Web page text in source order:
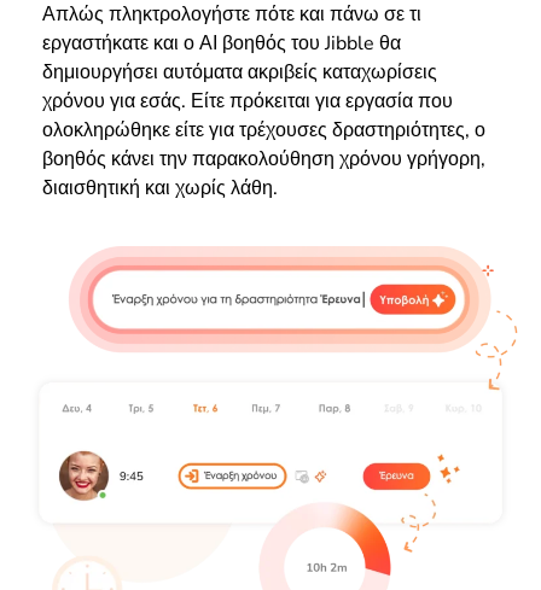
Απλώς πληκτρολογήστε πότε και πάνω σε τι
εργαστήκατε και ο ΑΙ βοηθός του Jibble θα
δημιουργήσει αυτόματα ακριβείς καταχωρίσεις
χρόνου για εσάς. Είτε πρόκειται για εργασία που
ολοκληρώθηκε είτε για τρέχουσες δραστηριότητες, ο
βοηθός κάνει την παρακολούθηση χρόνου γρήγορη,
διαισθητική και χωρίς λάθη.